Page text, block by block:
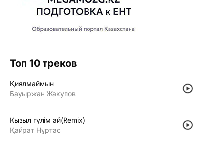
Топ 10 треков
Қиялмаймын
Бауыржан Жакупов
Кызыл гүлiм ай(Remix)
Қайрат Нұртас